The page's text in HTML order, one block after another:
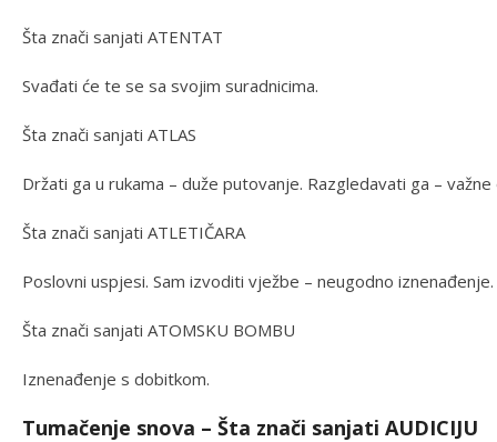
Šta znači sanjati ATENTAT
Svađati će te se sa svojim suradnicima.
Šta znači sanjati ATLAS
Držati ga u rukama – duže putovanje. Razgledavati ga –
Šta znači sanjati ATLETIČARA
Poslovni uspjesi. Sam izvoditi vježbe – neugodno
Šta znači sanjati ATOMSKU BOMBU
Iznenađenje s dobitkom.
Tumačenje snova – Šta znači sanjati AUDICIJU